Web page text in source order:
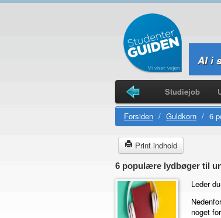
AI i
Byguider Studiejob
Forsiden / Guldkorn / 6
Print indhold
6 populære lydbøger til
Leder
noget